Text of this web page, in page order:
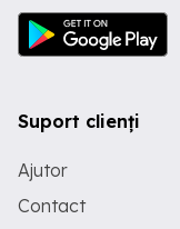
Suport clienți
Ajutor
Contact